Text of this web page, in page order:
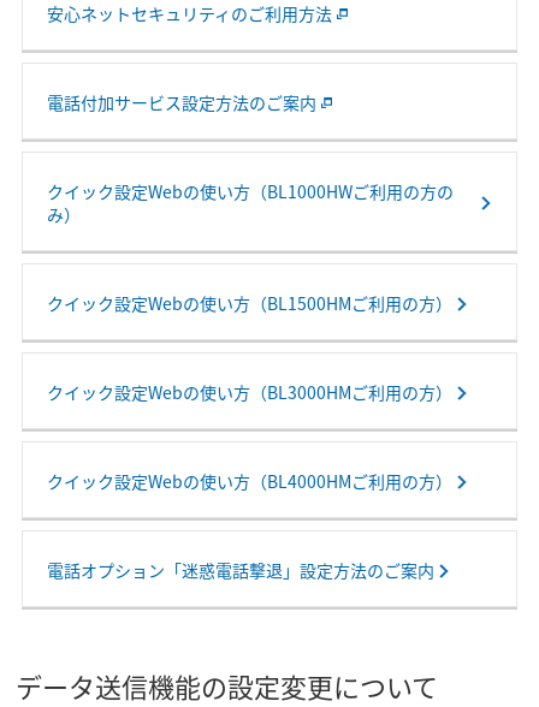
安心ネットセキュリティのご利用方法
電話付加サービス設定方法のご案内
クイック設定Webの使い方（BL1000HWご利用の方の
み）
クイック設定Webの使い方（BL1500HMご利用の方）
クイック設定Webの使い方（BL3000HMご利用の方）
クイック設定Webの使い方（BL4000HMご利用の方）
電話オプション「迷惑電話撃退」設定方法のご案内
データ送信機能の設定変更について